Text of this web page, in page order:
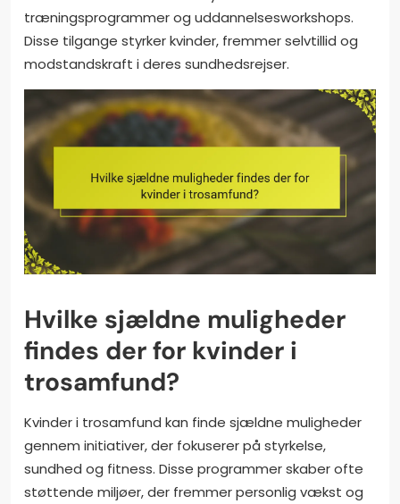
træningsprogrammer og uddannelsesworkshops.
Disse tilgange styrker kvinder, fremmer selvtillid og
modstandskraft i deres sundhedsrejser.
Hvilke sjældne muligheder
findes der for kvinder i
trosamfund?
Kvinder i trosamfund kan finde sjældne muligheder
gennem initiativer, der fokuserer på styrkelse,
sundhed og fitness. Disse programmer skaber ofte
støttende miljøer, der fremmer personlig vækst og